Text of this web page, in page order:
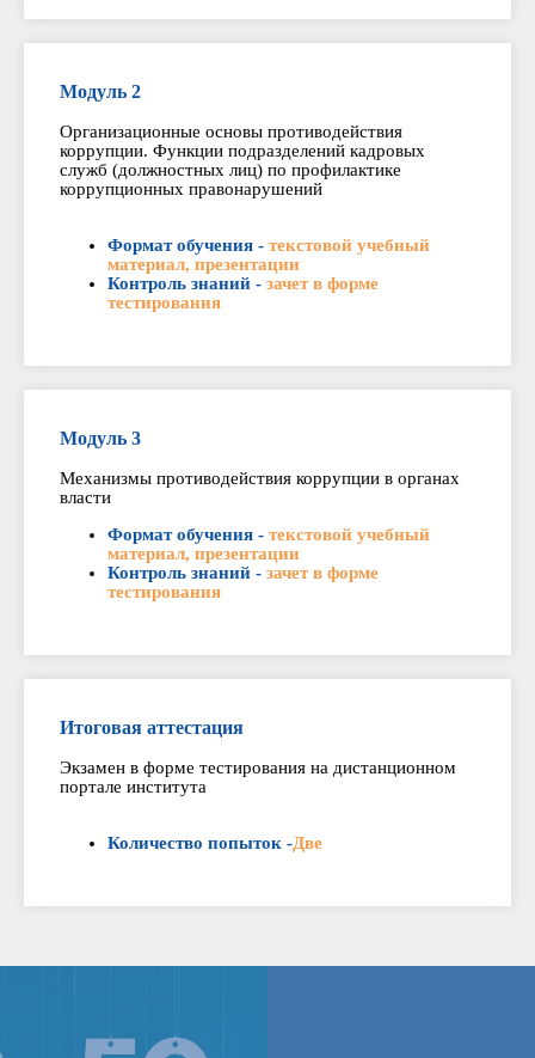
Модуль 2
Организационные основы противодействия
коррупции. Функции подразделений кадровых
служб (должностных лиц) по профилактике
коррупционных правонарушений
Формат обучения - текстовой учебный
материал, презентации
Контроль знаний - зачет в форме
тестирования
Модуль 3
Механизмы противодействия коррупции в органах
власти
Формат обучения - текстовой учебный
материал, презентации
Контроль знаний - зачет в форме
тестирования
Итоговая аттестация
Экзамен в форме тестирования на дистанционном
портале института
Количество попыток -Две